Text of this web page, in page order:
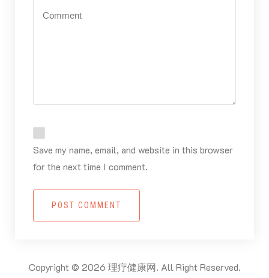
Save my name, email, and website in this browser
for the next time I comment.
POST COMMENT
Copyright © 2026 理疗健康网. All Right Reserved.